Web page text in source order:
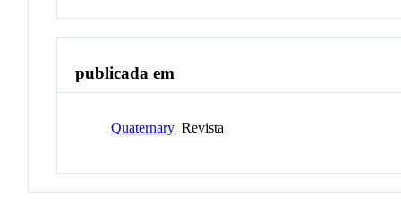
publicada em
Quaternary Revista